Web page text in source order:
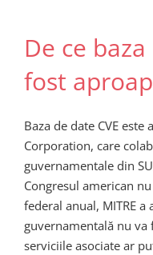
De ce
fost
Baza de date CVE
Corporation, care
guvernamentale din
Congresul american
federal anual, MITRE
guvernamentală nu va
serviciile asociate ar